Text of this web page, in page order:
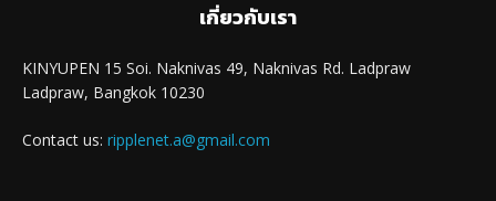
เกี่ยวกับเรา
KINYUPEN 15 Soi. Naknivas 49, Naknivas Rd. Ladpraw
Ladpraw, Bangkok 10230
Contact us: ripplenet.a@gmail.com